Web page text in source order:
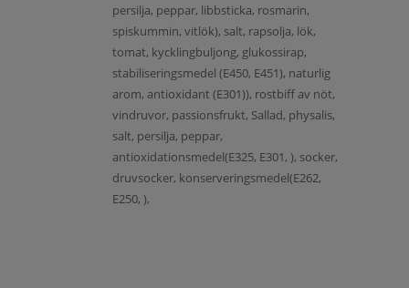
persilja, peppar, libbsticka, rosmarin,
spiskummin, vitlök), salt, rapsolja, lök,
tomat, kycklingbuljong, glukossirap,
stabiliseringsmedel (E450, E451), naturlig
arom, antioxidant (E301)), rostbiff av nöt,
vindruvor, passionsfrukt, Sallad, physalis,
salt, persilja, peppar,
antioxidationsmedel(E325, E301, ), socker,
druvsocker, konserveringsmedel(E262,
E250, ),